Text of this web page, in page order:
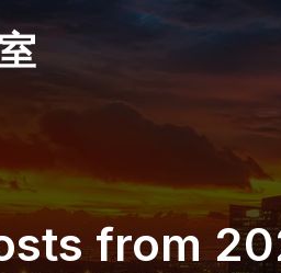
from